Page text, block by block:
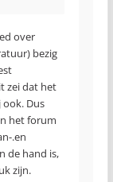
over
bezig
zei dat het
Dus
het forum
.en
de hand is,
zijn.